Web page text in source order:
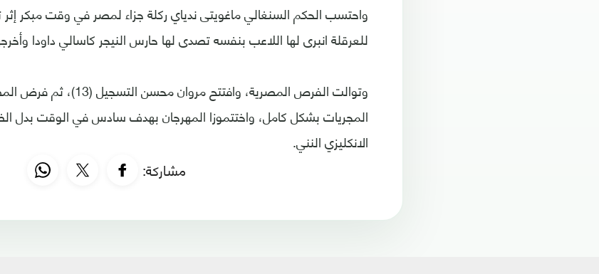
واحتسب الحكم السنغالي ماغويتى ندياي ركلة جزاء لمصر في وقت مبكر
للعرقلة انبرى لها اللاعب بنفسه تصدى لها حارس النيجر كاسالي داودا
وتوالت الفرص المصرية، وافتتح
المجريات بشكل كامل، واختتموزا المهرجان بهدف سادس في الوقت بدل
الانكليزي النني.
مشاركة: